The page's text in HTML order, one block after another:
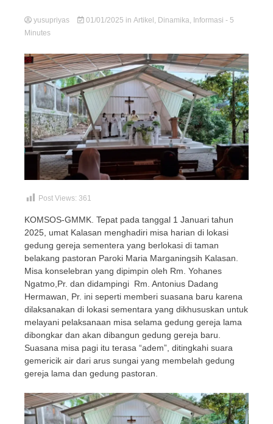
yusupriyas 01/01/2025 in Artikel , Dinamika, Informasi - 5
Minutes
Post Views: 361
KOMSOS-GMMK. Tepat pada tanggal 1 Januari tahun
2025, umat Kalasan menghadiri misa harian di lokasi
gedung gereja sementera yang berlokasi di taman
belakang pastoran Paroki Maria Marganingsih Kalasan.
Misa konselebran yang dipimpin oleh Rm. Yohanes
Ngatmo,Pr. dan didampingi Rm. Antonius Dadang
Hermawan, Pr. ini seperti memberi suasana baru karena
dilaksanakan di lokasi sementara yang dikhususkan untuk
melayani pelaksanaan misa selama gedung gereja lama
dibongkar dan akan dibangun gedung gereja baru.
Suasana misa pagi itu terasa “adem”, ditingkahi suara
gemericik air dari arus sungai yang membelah gedung
gereja lama dan gedung pastoran.